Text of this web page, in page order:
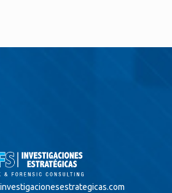
investigacionesestrategicas.com